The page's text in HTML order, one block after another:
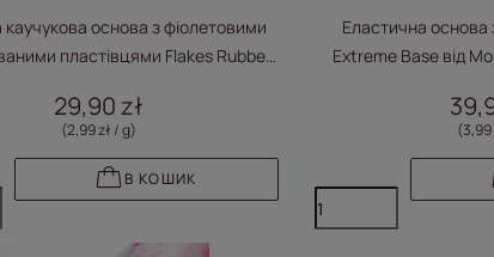
основа з фіолетовими
пластівцями Flakes Rubber
HEMA, 10 грамів
29,90 zł
(2,99 zł / g)
В КОШИК
Еластична основа
Extreme Base від
(3,99